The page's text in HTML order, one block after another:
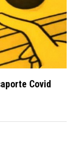
Covid